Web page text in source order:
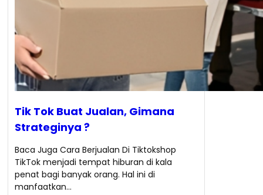
Tik Tok Buat Jualan, Gimana
Strateginya ?
Baca Juga Cara Berjualan Di Tiktokshop
TikTok menjadi tempat hiburan di kala
penat bagi banyak orang. Hal ini di
manfaatkan…